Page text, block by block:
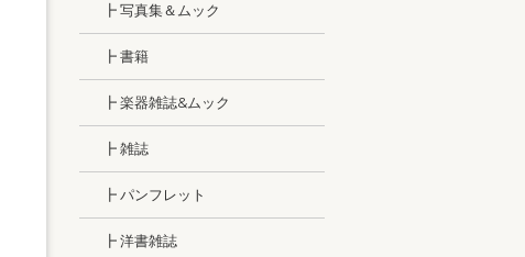
┣ 写真集＆ムック
┣ 書籍
┣ 楽器雑誌&ムック
┣ 雑誌
┣ パンフレット
┣ 洋書雑誌